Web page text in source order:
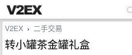
V2EX › 二手交易
转小罐茶金罐礼盒